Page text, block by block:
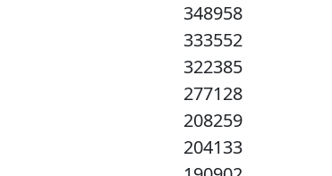
348958
333552
322385
277128
208259
204133